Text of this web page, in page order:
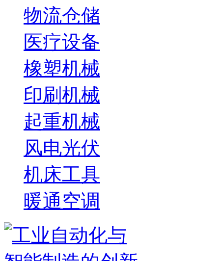
物流仓储
医疗设备
橡塑机械
印刷机械
起重机械
风电光伏
机床工具
暖通空调